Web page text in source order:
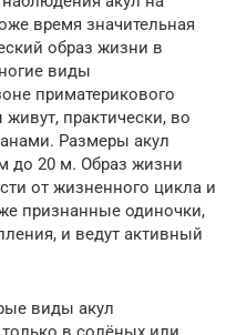
время значительная
образ жизни в
виды
приматерикового
практически, во
Размеры акул
до 20 м. Образ жизни
от жизненного цикла и
признанные одиночки,
и ведут активный
виды акул